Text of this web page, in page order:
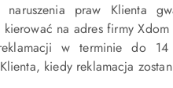
praw Klienta
na adres firmy
w terminie do
kiedy reklamacja